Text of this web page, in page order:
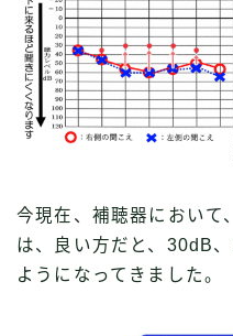
今現在、補聴器において
は、良い方だと、30dB
ようになってきました。